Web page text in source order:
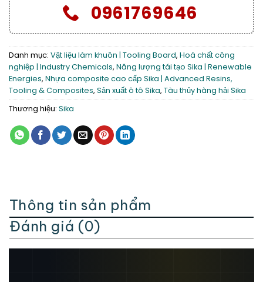
0961769646
Danh mục: Vật liệu làm khuôn | Tooling Board, Hoá chất công
nghiệp | Industry Chemicals, Năng lượng tái tạo Sika | Renewable
Energies, Nhựa composite cao cấp Sika | Advanced Resins,
Tooling & Composites, Sản xuất ô tô Sika, Tàu thủy hàng hải Sika
Thương hiệu: Sika
Thông tin sản phẩm
Đánh giá (0)